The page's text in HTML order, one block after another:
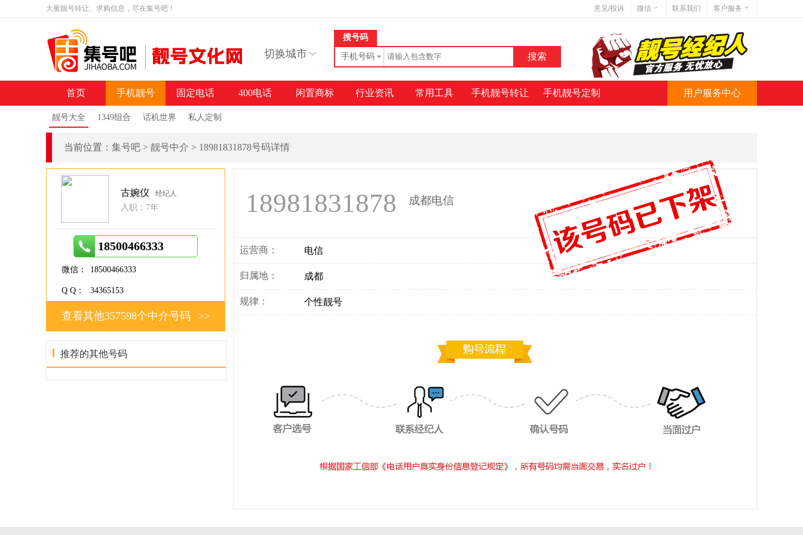
大量靓号转让、求购信息，尽在集号吧！ 意见/投诉 微信
微信号:jihaoba999
联系我们
客户服务
网站地图
网站简介
切换城市
搜号码
手机号码
首页 手机靓号
靓号大全 1349组合 话机世界 私人定制
固定电话 400电话 闲置商标 行业资讯 常用工具 手机靓号转让 手机靓号定制 用户服务中心
当前位置： 集号吧 > 靓号中介 > 18981831878号码详情
18981831878 成都电信
运营商： 电信
归属地： 成都
规律： 个性靓号
古婉仪 经纪人
入职：7年
18500466333
微信： 18500466333
Q Q： 34365153
>>
查看其他357598个中介号码
推荐的其他号码